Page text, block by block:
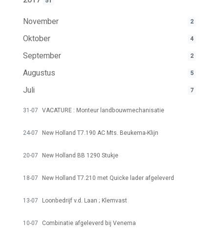
November 2
Oktober 4
September 2
Augustus 5
Juli 7
31-07 VACATURE : Monteur landbouwmechanisatie
24-07 New Holland T7.190 AC Mts. Beukema-Klijn
20-07 New Holland BB 1290 Stukje
18-07 New Holland T7.210 met Quicke lader afgeleverd
13-07 Loonbedrijf v.d. Laan ; Klemvast
10-07 Combinatie afgeleverd bij Venema